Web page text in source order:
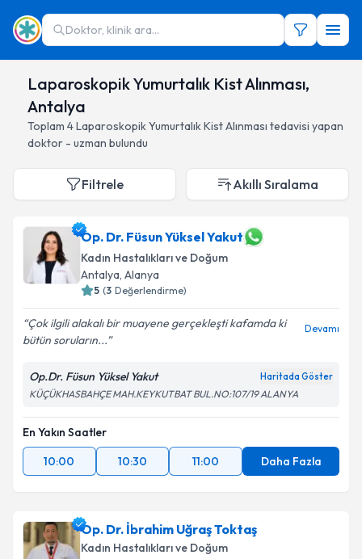
Doktor, klinik ara...
Laparoskopik Yumurtalık Kist Alınması,
Antalya
Toplam 4Laparoskopik Yumurtalık Kist Alınması tedavisi yapan
doktor - uzman bulundu
Filtrele Akıllı Sıralama
Op. Dr. Füsun Yüksel Yakut
Kadın Hastalıkları ve Doğum
Antalya, Alanya
5 (3 Değerlendirme)
Çok ilgili alakalı bir muayene gerçekleşti kafamda ki
bütün soruların...
Devamı
Op.Dr. Füsun Yüksel Yakut Haritada Göster
KÜÇÜKHASBAHÇE MAH.KEYKUTBAT BUL.NO:107/19 ALANYA
En Yakın Saatler
10:00
10:30 11:00 Daha Fazla
Op. Dr. İbrahim Uğraş Toktaş
Kadın Hastalıkları ve Doğum